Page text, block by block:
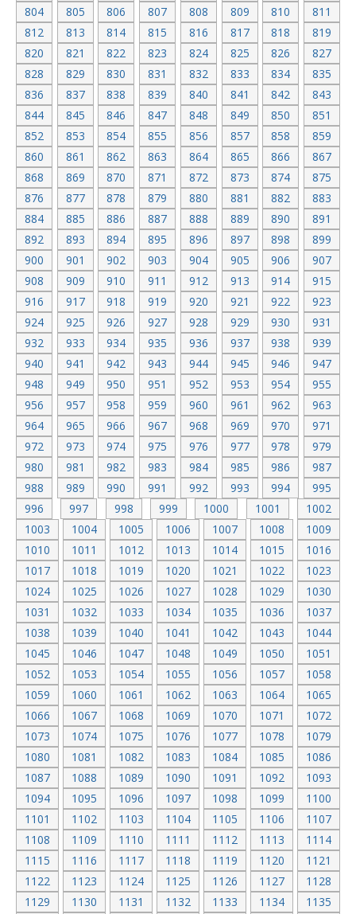
804
805 806 807 808 809 810
811
812
813 814 815 816 817 818
819
820
821 822 823 824 825 826
827
828
829 830 831 832 833 834
835
836
837 838 839 840 841 842
843
844
845 846 847 848 849 850
851
852
853 854 855 856 857 858
859
860
861 862 863 864 865 866
867
868
869 870 871 872 873 874
875
876
877 878 879 880 881 882
883
884
885 886 887 888 889 890
891
892
893 894 895 896 897 898
899
900
901 902 903 904 905 906
907
908
909 910 911 912 913 914
915
916
917 918 919 920 921 922
923
924
925 926 927 928 929 930
931
932
933 934 935 936 937 938
939
940
941 942 943 944 945 946
947
948
949 950 951 952 953 954
955
956
957 958 959 960 961 962
963
964
965 966 967 968 969 970
971
972
973 974 975 976 977 978
979
980
981 982 983 984 985 986
987
988
989 990 991 992 993 994
995
996
997 998 999 1000 1001
1002
1003
1004 1005 1006 1007 1008
1009
1010
1011 1012 1013 1014 1015
1016
1017
1018 1019 1020 1021 1022
1023
1024
1025 1026 1027 1028 1029
1030
1031
1032 1033 1034 1035 1036
1037
1038
1039 1040 1041 1042 1043
1044
1045
1046 1047 1048 1049 1050
1051
1052
1053 1054 1055 1056 1057
1058
1059
1060 1061 1062 1063 1064
1065
1066
1067 1068 1069 1070 1071
1072
1073
1074 1075 1076 1077 1078
1079
1080
1081 1082 1083 1084 1085
1086
1087
1088 1089 1090 1091 1092
1093
1094
1095 1096 1097 1098 1099
1100
1101
1102 1103 1104 1105 1106
1107
1108
1109 1110 1111 1112 1113
1114
1115
1116 1117 1118 1119 1120
1121
1122
1123 1124 1125 1126 1127
1128
1129
1130 1131 1132 1133 1134
1135